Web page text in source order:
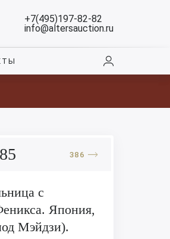
+7(495)197-82-82
info@altersauction.ru
386
с
Япония,
Мэйдзи).